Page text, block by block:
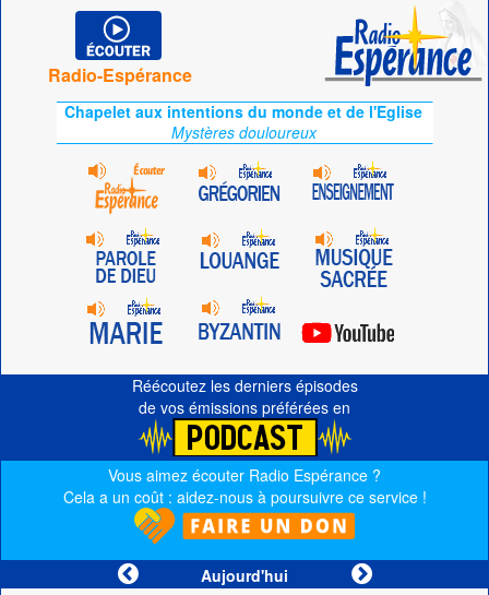
Radio-Espérance
Chapelet aux intentions du monde et de l'Eglise
Mystères douloureux
Réécoutez les derniers épisodes
de vos émissions préférées en
Vous aimez écouter Radio Espérance ?
Cela a un coût : aidez-nous à poursuivre ce service !
Aujourd'hui